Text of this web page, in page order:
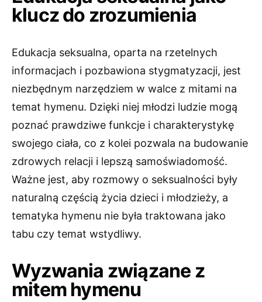
klucz do zrozumienia
Edukacja seksualna, oparta na rzetelnych
informacjach i pozbawiona stygmatyzacji, jest
niezbędnym narzędziem w walce z mitami na
temat hymenu. Dzięki niej młodzi ludzie mogą
poznać prawdziwe funkcje i charakterystykę
swojego ciała, co z kolei pozwala na budowanie
zdrowych relacji i lepszą samoświadomość.
Ważne jest, aby rozmowy o seksualności były
naturalną częścią życia dzieci i młodzieży, a
tematyka hymenu nie była traktowana jako
tabu czy temat wstydliwy.
Wyzwania związane z
mitem hymenu